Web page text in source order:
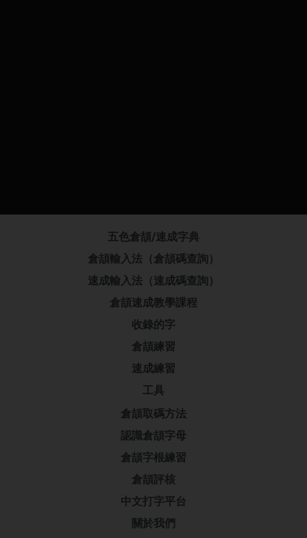
五色倉頡/速成字典
倉頡輸入法（倉頡碼查詢）
速成輸入法（速成碼查詢）
倉頡速成教學課程
收錄的字
倉頡練習
速成練習
工具
倉頡取碼方法
認識倉頡字母
倉頡字根練習
倉頡評核
中文打字平台
關於我們